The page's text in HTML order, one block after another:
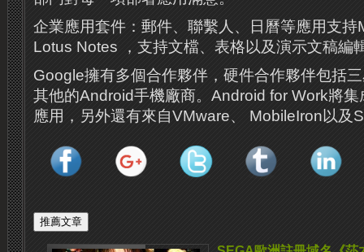
企業應用套件：郵件、聯繫人、日曆等應用支
Lotus Notes ，支持文檔、表格以及演示文稿編
Google擁有多個合作夥伴，硬件合作夥伴包括
其他的Android手機廠商。Android for Work將
應用，另外還有來自VMware、 MobileIron以及